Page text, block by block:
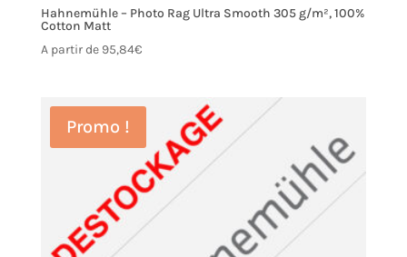
Hahnemühle – Photo Rag Ultra Smooth 305 g/m², 100%
Cotton Matt
A partir de 95,84€
Promo !